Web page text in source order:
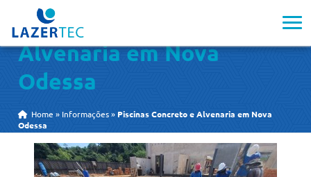
Piscinas Concreto e
Alvenaria em Nova
Odessa
Home » Informações » Piscinas Concreto e Alvenaria em Nova
Odessa